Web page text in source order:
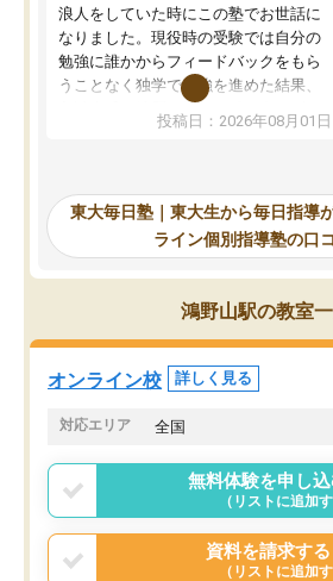
浪人をしていた時にこの塾でお世話に
なりました。現役時の受験では自分の
勉強に誰かからフィードバックをもら
うことなく独学で勉強を進めた結果、
入試本番に地歴の学習が間に合わず不
合格となってしまいました。その経験
東大毎日塾にたどり着きました。学習
の長期計画や日々の勉強のやり方につ
いて客観的なアドバイスをいただけた
ので、自信をもって受験勉強を進める
ことができました。自分のように勉強
のやり方や進捗管理で苦労している方
には特におすすめしたい塾です。
投稿日：2026年08月01日
東大毎日塾｜東大生から毎日指導
ライン個別指導塾の口
鴻野山駅の教室
オンライン校 詳しく見る
対応エリア 全国
無料体験を申し
（リストに追加す
資料を請求する
（リストに追加す